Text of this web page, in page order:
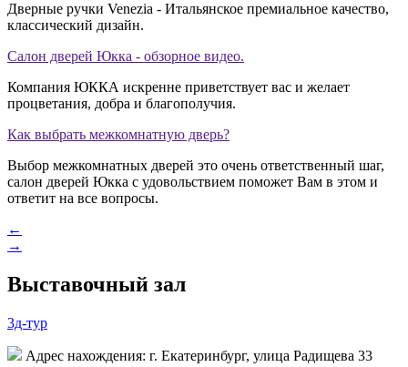
Дверные ручки Venezia - Итальянское премиальное качество,
классический дизайн.
Салон дверей Юкка - обзорное видео.
Компания ЮККА искренне приветствует вас и желает
процветания, добра и благополучия.
Как выбрать межкомнатную дверь?
Выбор межкомнатных дверей это очень ответственный шаг,
салон дверей Юкка с удовольствием поможет Вам в этом и
ответит на все вопросы.
←
→
Выставочный зал
3д-тур
Адрес нахождения: г. Екатеринбург, улица Радищева 33